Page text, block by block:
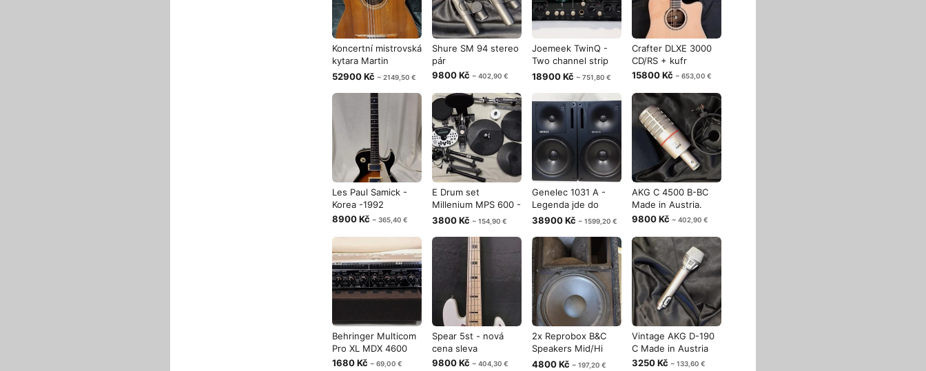
Koncertní mistrovská
kytara Martin
Fleeson mo
52900 Kč ~ 2149,50 €
Shure SM 94 stereo
pár
9800 Kč ~ 402,90 €
Joemeek TwinQ -
Two channel strip
Nová cena
18900 Kč ~ 751,80 €
Crafter DLXE 3000
CD/RS + kufr
15800 Kč ~ 653,00 €
Les Paul Samick -
Korea -1992
8900 Kč ~ 365,40 €
E Drum set
Millenium MPS 600 -
bez rampy a sn
3800 Kč ~ 154,90 €
Genelec 1031 A -
Legenda jde do
světa.....
38900 Kč ~ 1599,20 €
AKG C 4500 B-BC
Made in Austria.
9800 Kč ~ 402,90 €
Behringer Multicom
Pro XL MDX 4600
1680 Kč ~ 69,00 €
Spear 5st - nová
cena sleva
9800 Kč ~ 404,30 €
2x Reprobox B&C
Speakers Mid/Hi
350/700W - 8
4800 Kč ~ 197,20 €
Vintage AKG D-190
C Made in Austria
3250 Kč ~ 133,60 €